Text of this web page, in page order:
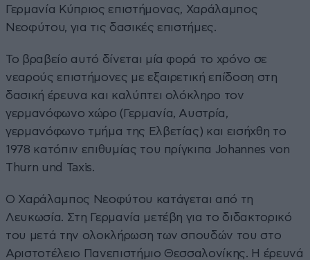
Γερμανία Κύπριος επιστήμονας, Χαράλαμπος
Νεοφύτου, για τις δασικές επιστήμες.
Το βραβείο αυτό δίνεται μία φορά το χρόνο σε
νεαρούς επιστήμονες με εξαιρετική επίδοση στη
δασική έρευνα και καλύπτει ολόκληρο τον
γερμανόφωνο χώρο (Γερμανία, Αυστρία,
γερμανόφωνο τμήμα της Ελβετίας) και εισήχθη το
1978 κατόπιν επιθυμίας του πρίγκιπα Johannes von
Thurn und Taxis.
Ο Χαράλαμπος Νεοφύτου κατάγεται από τη
Λευκωσία. Στη Γερμανία μετέβη για το διδακτορικό
του μετά την ολοκλήρωση των σπουδών του στο
Αριστοτέλειο Πανεπιστήμιο Θεσσαλονίκης. Η έρευνά